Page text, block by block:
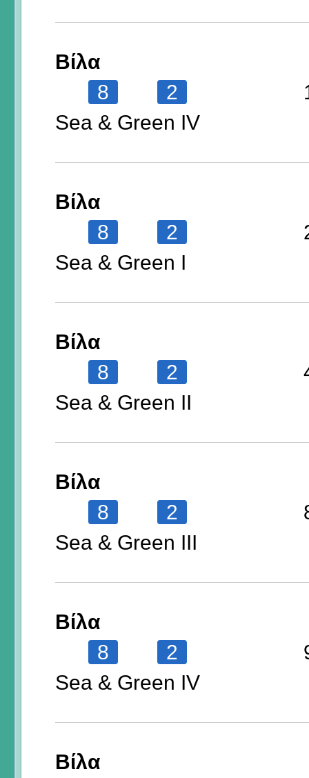
Βίλα
8
2
Sea & Green IV
Βίλα
8
2
Sea & Green I
Βίλα
8
2
Sea & Green II
Βίλα
8
2
Sea & Green III
Βίλα
8
2
Sea & Green IV
Βίλα